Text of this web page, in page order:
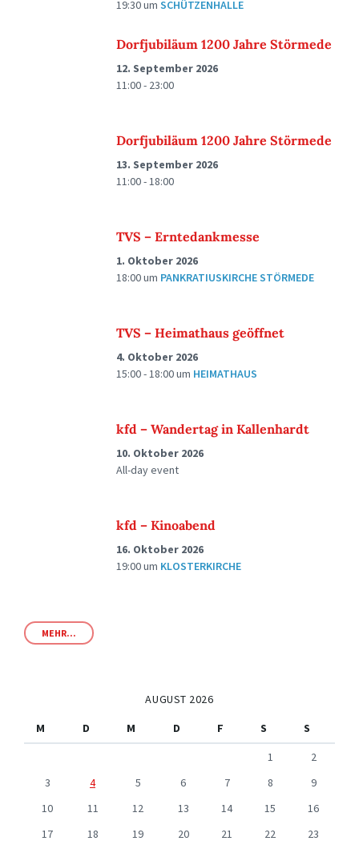
19:30um SCHÜTZENHALLE
Dorfjubiläum 1200 Jahre Störmede
12. September 2026
11:00 - 23:00
Dorfjubiläum 1200 Jahre Störmede
13. September 2026
11:00 - 18:00
TVS – Erntedankmesse
1. Oktober 2026
18:00um PANKRATIUSKIRCHE STÖRMEDE
TVS – Heimathaus geöffnet
4. Oktober 2026
15:00 - 18:00um HEIMATHAUS
kfd – Wandertag in Kallenhardt
10. Oktober 2026
All-day event
kfd – Kinoabend
16. Oktober 2026
19:00um KLOSTERKIRCHE
MEHR...
AUGUST 2026
M
D M D F S
S
1
2
3
4 5 6 7 8
9
10
11 12 13 14 15
16
17
18 19 20 21 22
23